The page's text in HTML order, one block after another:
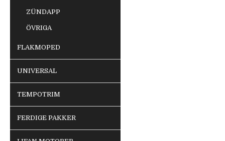
ZÜNDAPP
ÖVRIGA
FLAKMOPED
UNIVERSAL
TEMPOTRIM
FERDIGE PAKKER